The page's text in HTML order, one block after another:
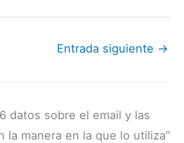
Entrada siguiente →
datos sobre el email y las
la manera en la que lo utiliza”